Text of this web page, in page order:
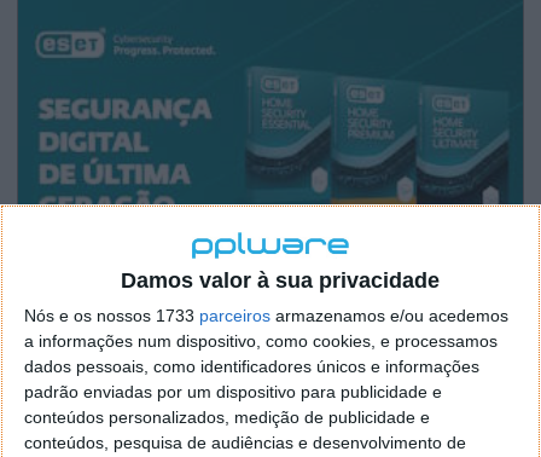
Damos valor à sua privacidade
Nós e os nossos 1733 parceiros armazenamos e/ou acedemos
a informações num dispositivo, como cookies, e processamos
dados pessoais, como identificadores únicos e informações
padrão enviadas por um dispositivo para publicidade e
conteúdos personalizados, medição de publicidade e
conteúdos, pesquisa de audiências e desenvolvimento de